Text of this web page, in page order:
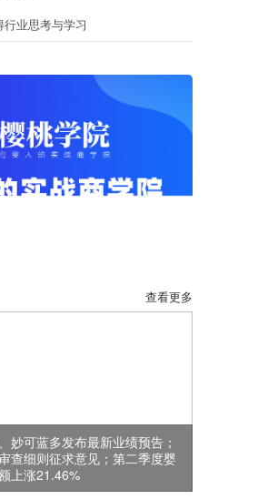
业思考与学习
查看更多
妙可蓝多发布最新业绩预告；
查细则征求意见；第二季度婴
上涨21.46%